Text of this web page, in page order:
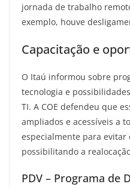
jornada de trabalho
exemplo, houve
Capacitação e
O Itaú informou sobre
tecnologia e
TI. A COE defendeu que
ampliados e acessíveis a
especialmente para evitar
possibilitando a
PDV – Programa de